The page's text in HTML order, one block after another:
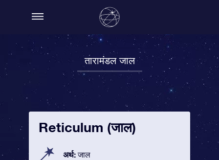
तारामंडल जाल
Reticulum (जाल)
अर्थ:जाल